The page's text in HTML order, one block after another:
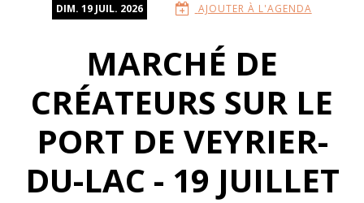
DIM. 19 JUIL. 2026 AJOUTER À L'AGENDA
MARCHÉ DE
CRÉATEURS SUR LE
PORT DE VEYRIER-
DU-LAC - 19 JUILLET